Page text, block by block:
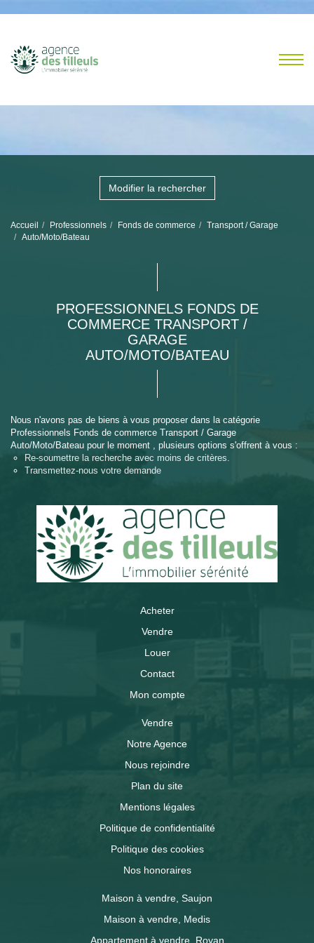
Modifier la rechercher
Accueil Professionnels Fonds de commerce
Transport / Garage
Auto/Moto/Bateau
PROFESSIONNELS FONDS DE
COMMERCE TRANSPORT /
GARAGE
AUTO/MOTO/BATEAU
Nous n'avons pas de biens à vous proposer dans la catégorie
Professionnels Fonds de commerce Transport / Garage
Auto/Moto/Bateau pour le moment , plusieurs options s'offrent à vous :
Re-soumettre la recherche avec moins de critères.
Transmettez-nous votre demande
Acheter
Vendre
Louer
Contact
Mon compte
Vendre
Notre Agence
Nous rejoindre
Plan du site
Mentions légales
Politique de confidentialité
Politique des cookies
Nos honoraires
Maison à vendre, Saujon
Maison à vendre, Medis
Appartement à vendre, Royan